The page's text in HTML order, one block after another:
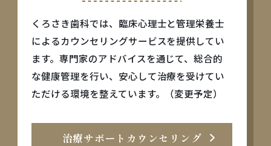
くろさき歯科では、臨床心理士と管理栄養士
によるカウンセリングサービスを提供してい
ます。専門家のアドバイスを通じて、総合的
な健康管理を行い、安心して治療を受けてい
ただける環境を整えています。（変更予定）
治療サポートカウンセリング